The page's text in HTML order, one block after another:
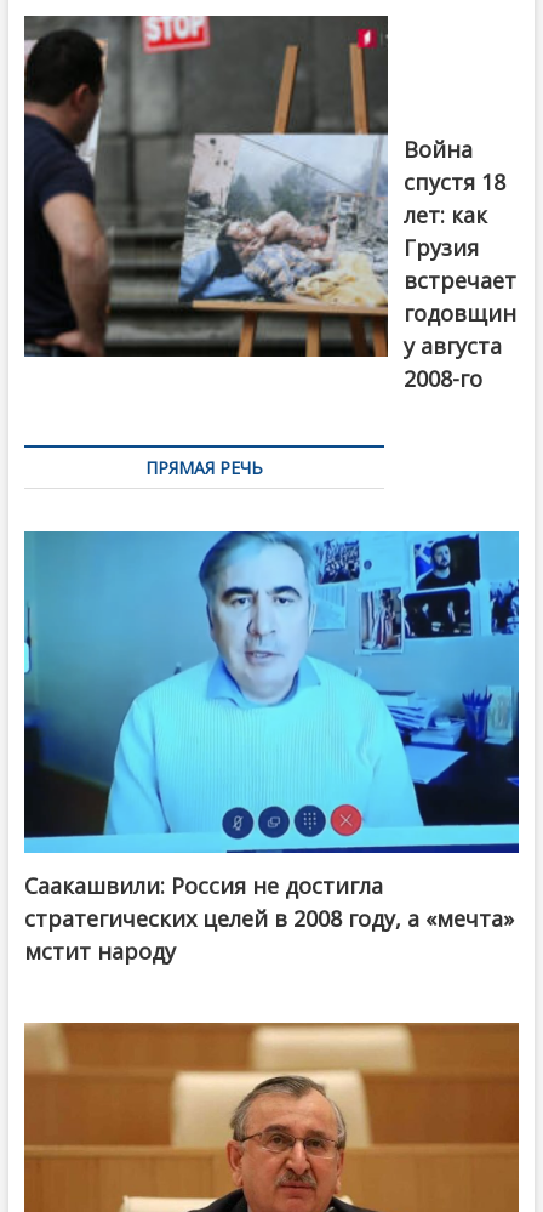
года. Фото:
Первый канал
Война
спустя 18
лет: как
Грузия
встречает
годовщин
у августа
2008-го
ПРЯМАЯ РЕЧЬ
Саакашвили: Россия не достигла
стратегических целей в 2008 году, а «мечта»
мстит народу